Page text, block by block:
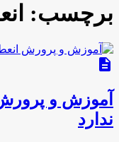
برچسب:
description
آموزش و
ندارد